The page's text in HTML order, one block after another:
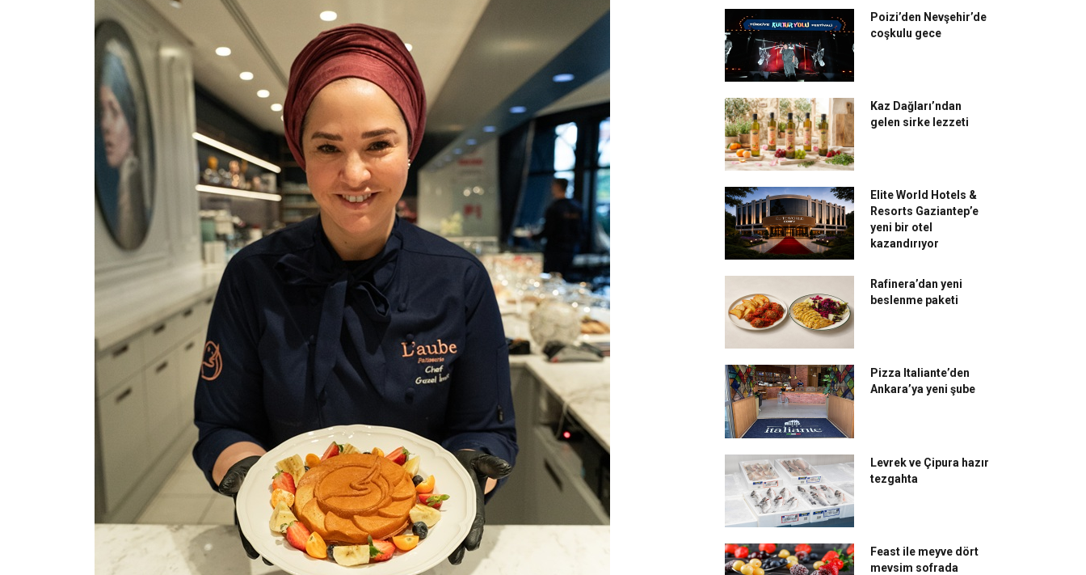
Poizi’den Nevşehir’de
coşkulu gece
Kaz Dağları’ndan
gelen sirke lezzeti
Elite World Hotels &
Resorts Gaziantep’e
yeni bir otel
kazandırıyor
Rafinera’dan yeni
beslenme paketi
Pizza Italiante’den
Ankara’ya yeni şube
Levrek ve Çipura hazır
tezgahta
Feast ile meyve dört
mevsim sofrada